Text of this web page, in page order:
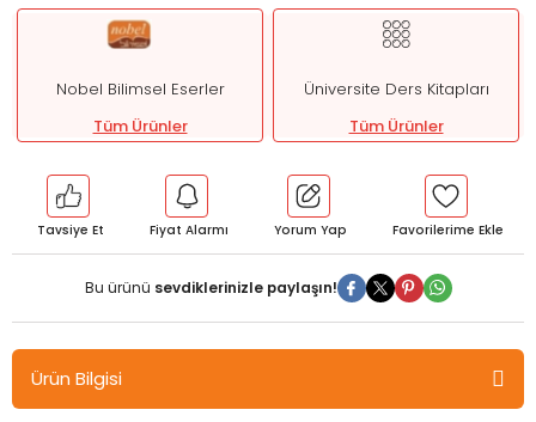
Nobel Bilimsel Eserler
Tüm Ürünler
Üniversite Ders Kitapları
Tüm Ürünler
Tavsiye Et Fiyat Alarmı Yorum Yap
Bu ürünü sevdiklerinizle paylaşın!
Ürün Bilgisi